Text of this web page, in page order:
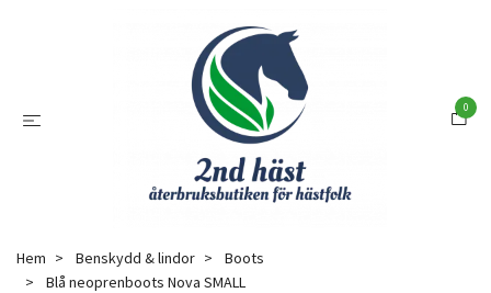
0
Hem Benskydd & lindor
Boots
Blå neoprenboots Nova SMALL